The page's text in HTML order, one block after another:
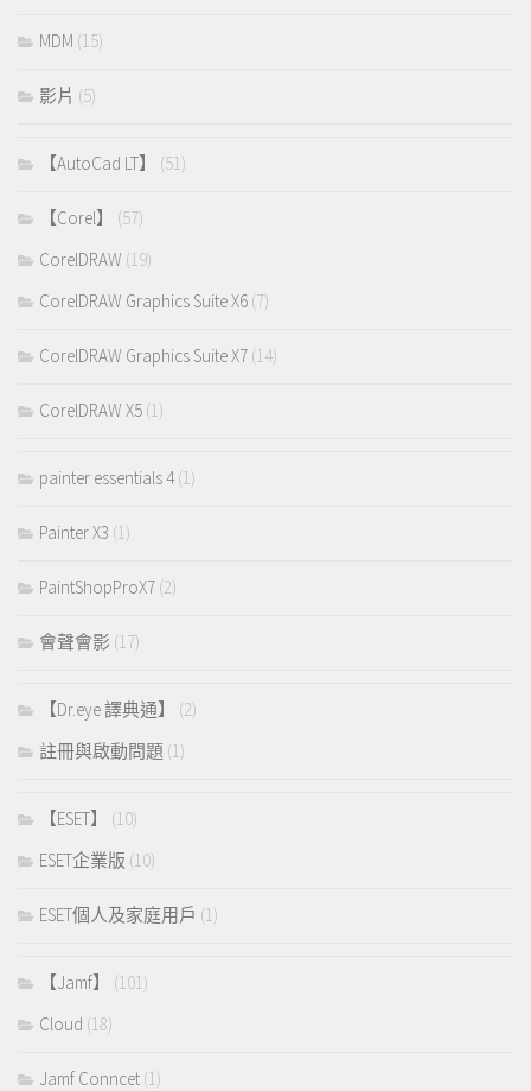
MDM (15)
影片 (5)
【AutoCad LT】 (51)
【Corel】
(57)
CorelDRAW (19)
CorelDRAW Graphics Suite X6 (7)
CorelDRAW Graphics Suite X7 (14)
CorelDRAW X5 (1)
painter essentials 4(1)
Painter X3 (1)
PaintShopProX7 (2)
會聲會影 (17)
【Dr.eye 譯典通】
(2)
註冊與啟動問題 (1)
【ESET】
(10)
ESET企業版 (10)
ESET個人及家庭用戶 (1)
【Jamf】
(101)
Cloud (18)
Jamf Conncet (1)